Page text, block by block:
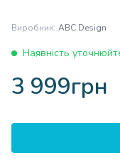
Виробник: ABC Design
Наявність
3 999грн